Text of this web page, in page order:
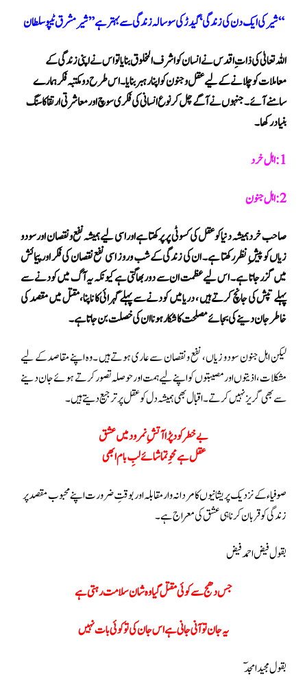
“شیر کی ایک دن کی زندگی‘ گیدڑ کی سو سالہ زندگی سے بہتر ہے ” شیر مشرق ٹیپو سلطان‎
اللہ تعالیٰ کی ذات ِ اقدس نے انسان کو اشرف المخلوق بنایا تو اس نے اپنی زندگی کے
معاملات کو چلانے کے لیےعقل وجنون کو اپنا رہبر بنایا۔اس طرح دو مکتبہ فکر ہمارے
سامنے آئے۔جنہوں نے آگے چل کر نوع انسانی کی فکری سوچ اور معاشرتی ارتقا کا سنگ
بنیاد رکھا۔
1: اہل خرد
2: اہل جنون
صاحب خرد ہمیشہ دنیا کو عقل کی کسوٹی پر پرکھتا ہے اور اسی لیے ہمیشہ نفع و نقصان اور سود و
زیاں کو پیش ِنظر رکھتا ہے ۔ ان کی زندگی کے شب و روز اسی نفع نقصان کی فکر اور پیمائش
میں گزر جاتا ہے ۔ اس لیے عظمت ان سے دور بھاگتی ہے کیونکہ یہ آگ میں کودنے سے
پہلے تپش کی جانچ کرتے ہیں ، دریا میں کودنے سے پہلے گہرائی کا ناپنا،مقتل میں مقصد کی
خاطر جان دینے کی بجائے مصلحت کا شکار ہونا ان کی خصلت بن جاتا ہے۔
لیکن اہل جنون سود و زیاں ، نفع و نقصان سے عاری ہوتے ہیں ۔ وہ اپنے مقاصد کے لیے
مشکلات ، اذیتوں اور مصیبتوں کو اپنے لیے ہمت اور حوصلہ تصور کرتے ہوئے جان دینے
سے بھی گریز نہیں کرتے۔اقبال بھی ہمیشہ دل کو عقل پر ترجیع دیتے ہیں۔
بے خطر کود پڑا آتشِ نمرود میں عشق
عقل ہے محوِ تماشائے لبِ بام ابھی
صوفیاء کے نزدیک پریشانیوں کا مردانہ وار مقابلہ اور بوقتِ ضرورت اپنے محبوب مقصد پر
زندگی کو قربان کرنا ہی عشق کی معراج ہے۔
بقول فیض احمد فیض
جس دھج سے کوئی مقتل گیا وہ شان سلامت رہتی ہے
یہ جان تو آنی جانی ہے اس جان کی تو کوئی بات نہیں
بقول مجید امجدٓ